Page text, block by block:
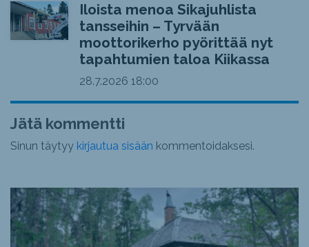
Iloista menoa Sikajuhlista
tansseihin – Tyrvään
moottorikerho pyörittää nyt
tapahtumien taloa Kiikassa
28.7.2026 18:00
Jätä kommentti
Sinun täytyy kirjautua sisään kommentoidaksesi.